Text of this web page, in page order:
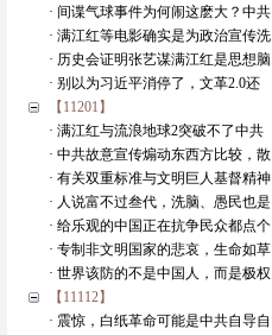
· 间谍气球事件为何闹这麽大？中共
· 满江红等电影确实是为政治宣传洗
· 历史会证明张艺谋满江红是思想脑
· 别以为习近平消停了，文革2.0还
【11201】
· 满江红与流浪地球2突破不了中共
· 中共故意宣传煽动东西方比较，散
· 有关双重标准与文明巨人基督精神
· 人说富不过叁代，洗脑、愚民也是
· 给乐观的中国正在抗争民众都点个
· 专制非文明国家的悲哀，生命如草
· 世界该防的不是中国人，而是极权
【11112】
· 震惊，白纸革命可能是中共自导自